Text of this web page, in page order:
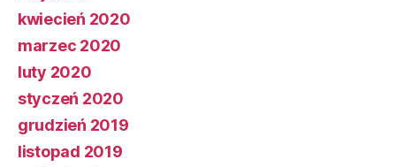
kwiecień 2020
marzec 2020
luty 2020
styczeń 2020
grudzień 2019
listopad 2019